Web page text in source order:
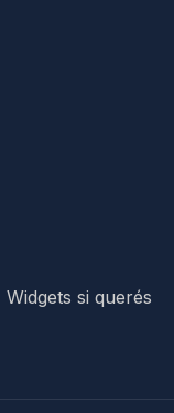
si querés